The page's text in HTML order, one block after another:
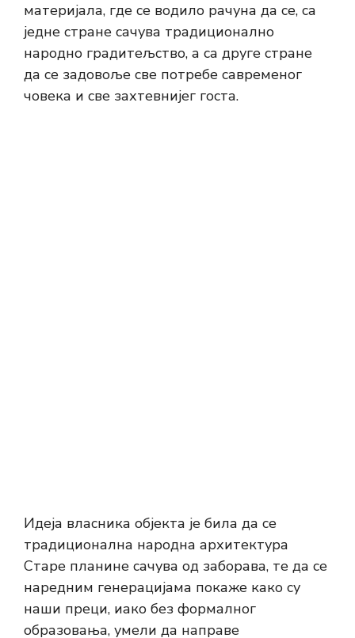
материјала, где се водило рачуна да се, са
једне стране сачува традиционално
народно градитељство, а са друге стране
да се задовоље све потребе савременог
човека и све захтевнијег госта.
Идеја власника објекта је била да се
традиционална народна архитектура
Старе планине сачува од заборава, те да се
наредним генерацијама покаже како су
наши преци, иако без формалног
образовања, умели да направе